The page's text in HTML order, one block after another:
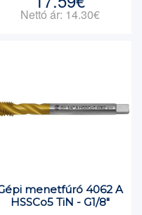
Nettó ár: 14.30€
menetfúró 4062 A
HSSCo5 TiN - G1/8"